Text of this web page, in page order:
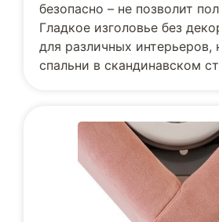
безопасно – не позволит
Гладкое изголовье без
для различных интерьеров,
спальни в скандинавском